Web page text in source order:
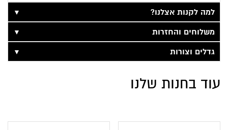
למה לקנות אצלנו?
▼
משלוחים והחזרות
▼
גדלים וצורות
▼
עוד בחנות שלנו